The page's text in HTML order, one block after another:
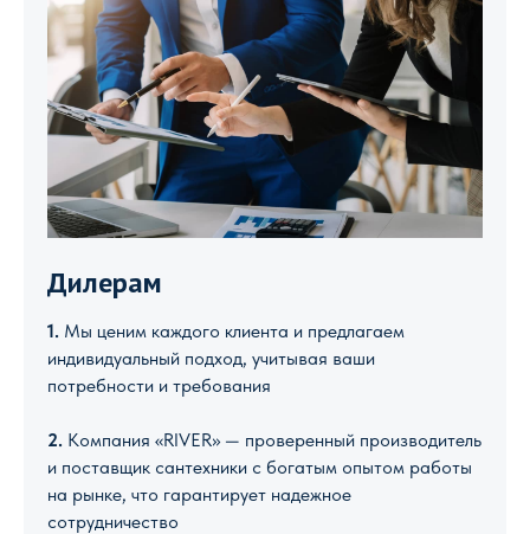
Дилерам
1. Мы ценим каждого клиента и предлагаем
индивидуальный подход, учитывая ваши
потребности и требования
2. Компания «RIVER» — проверенный производитель
и поставщик сантехники с богатым опытом работы
на рынке, что гарантирует надежное
сотрудничество